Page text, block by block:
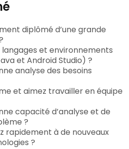
diplômé d’une grande
langages et environnements
et Android Studio) ?
analyse des besoins
et aimez travailler en équipe
capacité d’analyse et de
?
rapidement à de nouveaux
?